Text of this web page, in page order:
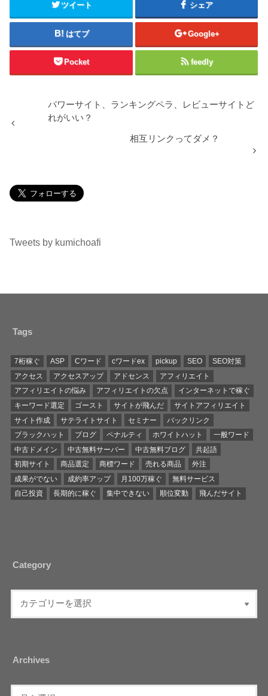
ツイート シェア
はてブ Google+
Pocket feedly
パワーサイト、ランキングペラ、レビューサイトど
れがいい？
相互リンクってダメ？
Tweets by kumichoafi
Tags
7桁稼ぐ ASP Cワード cワードex pickup SEO
SEO対策
アクセス
アクセスアップ アドセンス
アフィリエイト
アフィリエイトの悩み
アフィリエイトの欠点
インターネットで稼ぐ
キーワード選定
ゴースト サイトが飛んだ
サイトアフィリエイト
サイト作成
サテライトサイト セミナー
バックリンク
ブラックハット
ブログ ペナルティ ホワイトハット
一般ワード
中古ドメイン
中古無料サーバー 中古無料ブログ
共起語
初期サイト
商品選定 商標ワード 売れる商品
外注
成果がでない
成約率アップ 月100万稼ぐ
無料サービス
自己投資
長期的に稼ぐ 集中できない 順位変動 飛んだサイト
Category
Archives